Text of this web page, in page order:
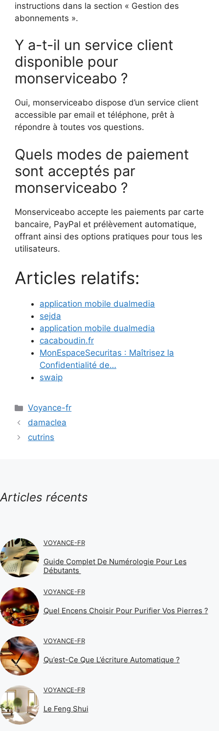
instructions dans la section « Gestion des
abonnements ».
Y a-t-il un service client
disponible pour
monserviceabo ?
Oui, monserviceabo dispose d’un service client
accessible par email et téléphone, prêt à
répondre à toutes vos questions.
Quels modes de paiement
sont acceptés par
monserviceabo ?
Monserviceabo accepte les paiements par carte
bancaire, PayPal et prélèvement automatique,
offrant ainsi des options pratiques pour tous les
utilisateurs.
Articles relatifs:
application mobile dualmedia
sejda
application mobile dualmedia
cacaboudin.fr
MonEspaceSecuritas : Maîtrisez la
Confidentialité de…
swaip
Catégories
Voyance-fr
damaclea
cutrins
Articles récents
VOYANCE-FR
Guide Complet De Numérologie Pour Les
Débutants
VOYANCE-FR
Quel Encens Choisir Pour Purifier Vos Pierres ?
VOYANCE-FR
Qu’est-Ce Que L’écriture Automatique ?
VOYANCE-FR
Le Feng Shui